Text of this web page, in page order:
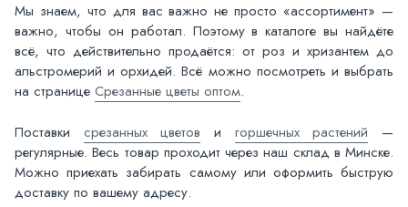
Мы знаем, что для вас важно не просто «ассортимент» —
важно, чтобы он работал. Поэтому в каталоге вы найдёте
всё, что действительно продаётся: от роз и хризантем до
альстромерий и орхидей. Всё можно посмотреть и выбрать
на странице Срезанные цветы оптом.
Поставки срезанных цветов и горшечных растений —
регулярные. Весь товар проходит через наш склад в Минске.
Можно приехать забирать самому или оформить быструю
доставку по вашему адресу.